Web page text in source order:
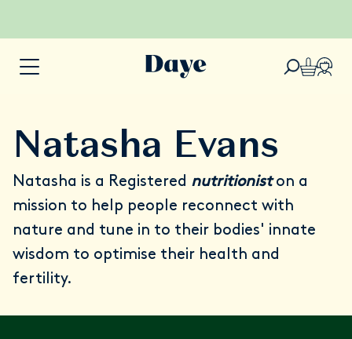
Natasha Evans
Natasha is a Registered nutritioniston a
mission to help people reconnect with
nature and tune in to their bodies' innate
wisdom to optimise their health and
fertility.